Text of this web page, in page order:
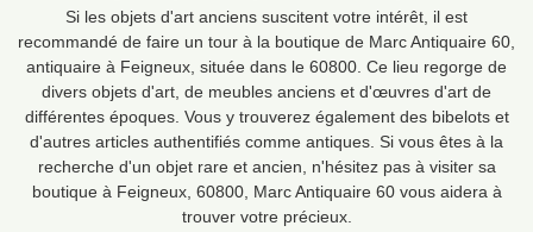
Si les objets d'art anciens suscitent votre intérêt, il est
recommandé de faire un tour à la boutique de Marc Antiquaire 60,
antiquaire à Feigneux, située dans le 60800. Ce lieu regorge de
divers objets d'art, de meubles anciens et d'œuvres d'art de
différentes époques. Vous y trouverez également des bibelots et
d'autres articles authentifiés comme antiques. Si vous êtes à la
recherche d'un objet rare et ancien, n'hésitez pas à visiter sa
boutique à Feigneux, 60800, Marc Antiquaire 60 vous aidera à
trouver votre précieux.